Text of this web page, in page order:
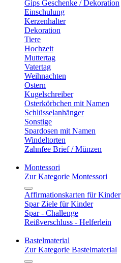
Gips Geschenke / Dekoration
Einschulung
Kerzenhalter
Dekoration
Tiere
Hochzeit
Muttertag
Vatertag
Weihnachten
Ostern
Kugelschreiber
Osterkörbchen mit Namen
Schlüsselanhänger
Sonstige
Spardosen mit Namen
Windeltorten
Zahnfee Brief / Münzen
Montessori
Zur Kategorie Montessori
Affirmationskarten für Kinder
Spar Ziele für Kinder
Spar - Challenge
Reißverschluss - Helferlein
Bastelmaterial
Zur Kategorie Bastelmaterial